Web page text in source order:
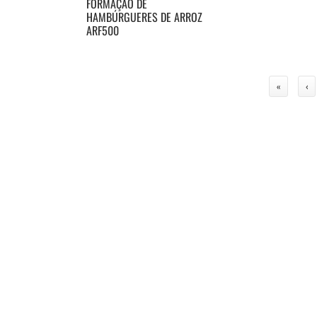
FORMAÇÃO DE
HAMBÚRGUERES DE ARROZ
ARF500
« ‹